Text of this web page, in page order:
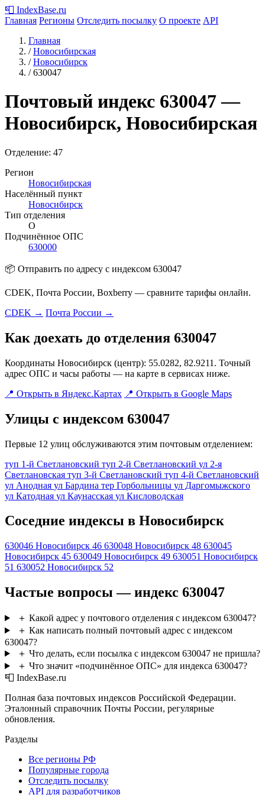
📮 IndexBase.ru
Главная Регионы Отследить посылку О проекте API
Главная
/ Новосибирская
/ Новосибирск
/ 630047
Почтовый индекс 630047 —
Новосибирск, Новосибирская
Отделение: 47
Регион
Новосибирская
Населённый пункт
Новосибирск
Тип отделения
О
Подчинённое ОПС
630000
📦 Отправить по адресу с индексом 630047
CDEK, Почта России, Boxberry — сравните тарифы онлайн.
CDEK → Почта России →
Как доехать до отделения 630047
Координаты Новосибирск (центр): 55.0282, 82.9211. Точный
адрес ОПС и часы работы — на карте в сервисах ниже.
📍 Открыть в Яндекс.Картах 📍 Открыть в Google Maps
Улицы с индексом 630047
Первые 12 улиц обслуживаются этим почтовым отделением:
туп 1-й Светлановский туп 2-й Светлановский ул 2-я
Светлановская туп 3-й Светлановский туп 4-й Светлановский
ул Анодная ул Бардина тер Горбольницы ул Даргомыжского
ул Катодная ул Каунасская ул Кисловодская
Соседние индексы в Новосибирск
630046 Новосибирск 46 630048 Новосибирск 48 630045
Новосибирск 45 630049 Новосибирск 49 630051 Новосибирск
51 630052 Новосибирск 52
Частые вопросы — индекс 630047
＋ Какой адрес у почтового отделения с индексом 630047?
＋ Как написать полный почтовый адрес с индексом
630047?
＋ Что делать, если посылка с индексом 630047 не пришла?
＋ Что значит «подчинённое ОПС» для индекса 630047?
📮 IndexBase.ru
Полная база почтовых индексов Российской Федерации.
Эталонный справочник Почты России, регулярные
обновления.
Разделы
Все регионы РФ
Популярные города
Отследить посылку
API для разработчиков